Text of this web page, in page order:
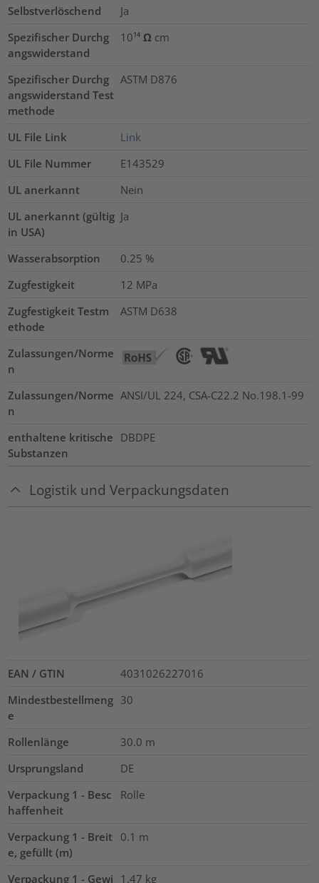
Selbstverlöschend
Ja
Spezifischer Durchg
angswiderstand
10¹⁴ Ω cm
Spezifischer Durchg
angswiderstand Test
methode
ASTM D876
UL File Link
Link
UL File Nummer
E143529
UL anerkannt
Nein
UL anerkannt (gültig
in USA)
Ja
Wasserabsorption 0.25 %
Zugfestigkeit
12 MPa
Zugfestigkeit Testm
ethode
ASTM D638
Zulassungen/Norme
n
Zulassungen/Norme
n
ANSI/UL 224, CSA-C22.2 No.198.1-99
enthaltene kritische
Substanzen
DBDPE
Logistik und Verpackungsdaten
EAN / GTIN
4031026227016
Mindestbestellmeng
e
30
Rollenlänge 30.0 m
Ursprungsland
DE
Verpackung 1 - Besc
haffenheit
Rolle
Verpackung 1 - Breit
e, gefüllt (m)
0.1 m
Verpackung 1 - Gewi 1.47 kg